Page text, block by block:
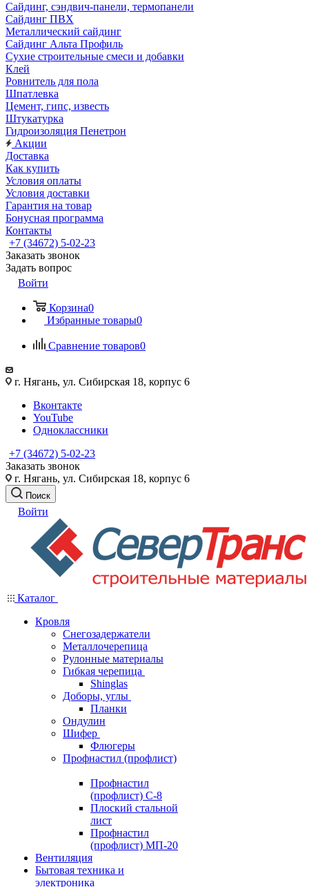
Cайдинг, сэндвич-панели, термопанели
Сайдинг ПВХ
Металлический сайдинг
Сайдинг Альта Профиль
Сухие строительные смеси и добавки
Клей
Ровнитель для пола
Шпатлевка
Цемент, гипс, известь
Штукатурка
Гидроизоляция Пенетрон
Акции
Доставка
Как купить
Условия оплаты
Условия доставки
Гарантия на товар
Бонусная программа
Контакты
+7 (34672) 5-02-23
Заказать звонок
Задать вопрос
Войти
Корзина0
Избранные товары0
Сравнение товаров0
г. Нягань, ул. Сибирская 18, корпус 6
Вконтакте
YouTube
Одноклассники
+7 (34672) 5-02-23
Заказать звонок
г. Нягань, ул. Сибирская 18, корпус 6
Поиск
Войти
Каталог
Кровля
Снегозадержатели
Металлочерепица
Рулонные материалы
Гибкая черепица
Shinglas
Доборы, углы
Планки
Ондулин
Шифер
Флюгеры
Профнастил (профлист)
Профнастил
(профлист) С-8
Плоский стальной
лист
Профнастил
(профлист) МП-20
Вентиляция
Бытовая техника и
электроника